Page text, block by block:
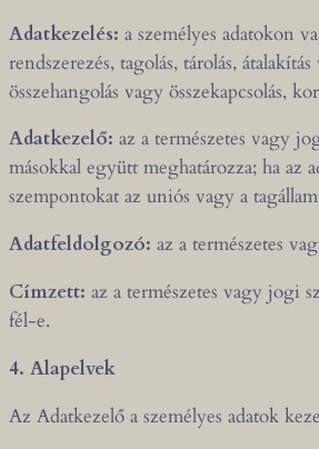
Adatkezelés: a személyes adatokon
rendszerezés, tagolás, tárolás,
összehangolás vagy összekapcsolás,
Adatkezelő: az a természetes vagy
másokkal együtt meghatározza; ha az
szempontokat az uniós vagy a
Adatfeldolgozó: az a természetes
Címzett: az a természetes vagy jogi
fél-e.
4. Alapelvek
Az Adatkezelő a személyes adatok